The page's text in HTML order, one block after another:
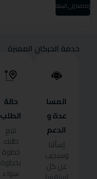
إضافة إلى السلة
خدمة الحركان المميزة
المسا
عدة و
الدعم
إسألنا
وسنجيب
عن كل
حالة
الطلب
تتبع
طلبك
خطوة
بخطوة
سواء